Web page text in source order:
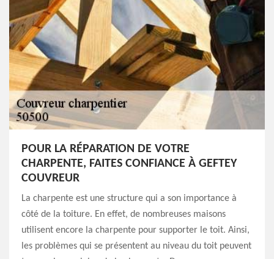
POUR LA RÉPARATION DE VOTRE
CHARPENTE, FAITES CONFIANCE À GEFTEY
COUVREUR
La charpente est une structure qui a son importance à
côté de la toiture. En effet, de nombreuses maisons
utilisent encore la charpente pour supporter le toit. Ainsi,
les problèmes qui se présentent au niveau du toit peuvent